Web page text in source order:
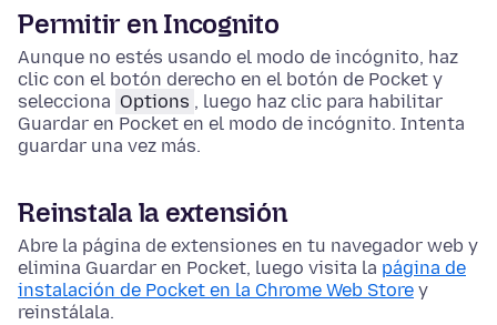
Permitir en Incognito
Aunque no estés usando el modo de incógnito, haz
clic con el botón derecho en el botón de Pocket y
selecciona Options , luego haz clic para habilitar
Guardar en Pocket en el modo de incógnito. Intenta
guardar una vez más.
Reinstala la extensión
Abre la página de extensiones en tu navegador web y
elimina Guardar en Pocket, luego visita la página de
instalación de Pocket en la Chrome Web Store y
reinstálala.